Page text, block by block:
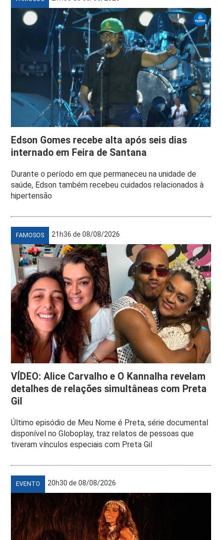
Edson Gomes recebe alta após seis dias
internado em Feira de Santana
Durante o período em que permaneceu na unidade de
saúde, Edson também recebeu cuidados relacionados à
hipertensão
FAMOSOS 21h36 de 08/08/2026
VÍDEO: Alice Carvalho e O Kannalha revelam
detalhes de relações simultâneas com Preta
Gil
Último episódio de Meu Nome é Preta, série documental
disponível no Globoplay, traz relatos de pessoas que
tiveram vínculos especiais com Preta Gil
EVENTO 20h30 de 08/08/2026